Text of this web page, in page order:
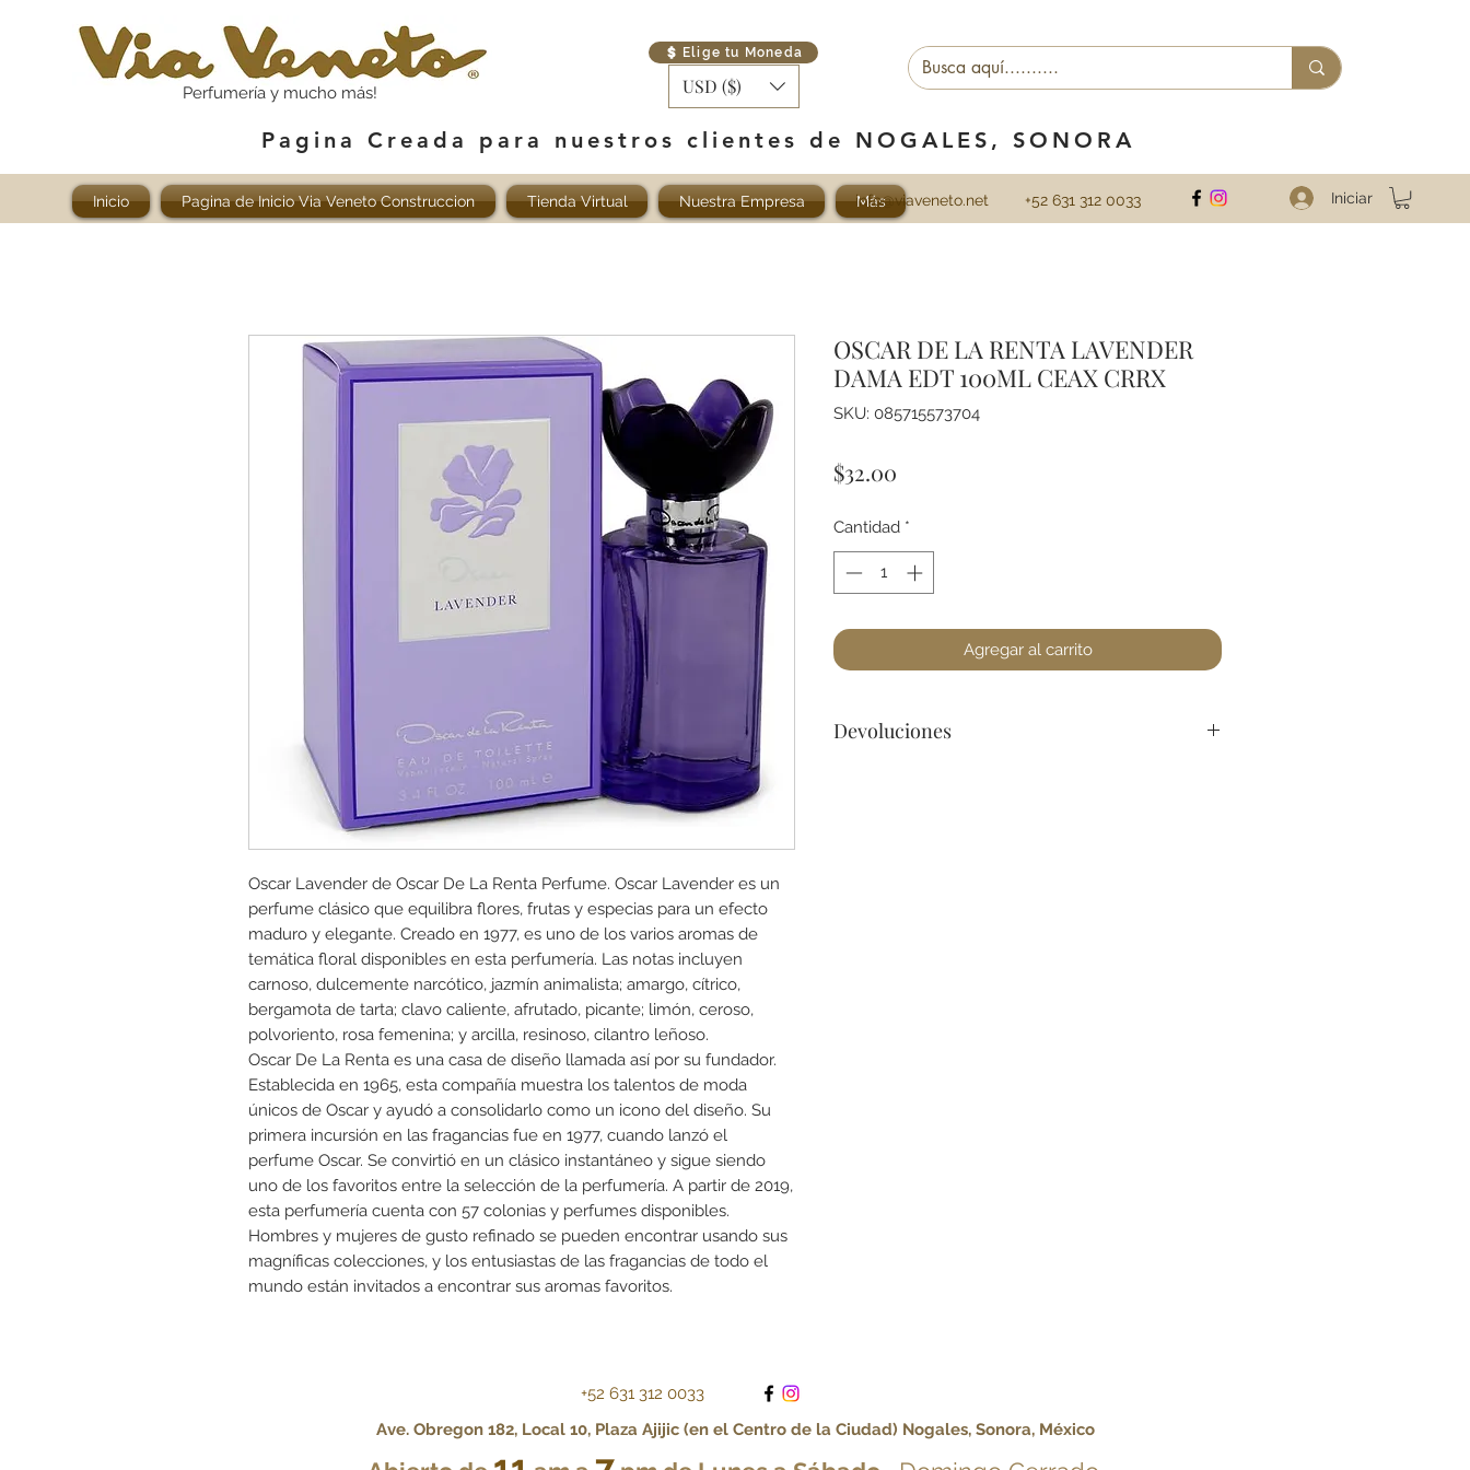
Perfumería y mucho más!
Elige tu Moneda
USD ($)
Pagina Creada para nuestros clientes de NOGALES, SONORA
Inicio Pagina de Inicio Via Veneto Construccion Tienda Virtual Nuestra Empresa Más
info@viaveneto.net +52 631 312 0033 Iniciar
Oscar Lavender de Oscar De La Renta Perfume. Oscar Lavender es un
perfume clásico que equilibra flores, frutas y especias para un efecto
maduro y elegante. Creado en 1977, es uno de los varios aromas de
temática floral disponibles en esta perfumería. Las notas incluyen
carnoso, dulcemente narcótico, jazmín animalista; amargo, cítrico,
bergamota de tarta; clavo caliente, afrutado, picante; limón, ceroso,
polvoriento, rosa femenina; y arcilla, resinoso, cilantro leñoso.
Oscar De La Renta es una casa de diseño llamada así por su fundador.
Establecida en 1965, esta compañía muestra los talentos de moda
únicos de Oscar y ayudó a consolidarlo como un icono del diseño. Su
primera incursión en las fragancias fue en 1977, cuando lanzó el
perfume Oscar. Se convirtió en un clásico instantáneo y sigue siendo
uno de los favoritos entre la selección de la perfumería. A partir de 2019,
esta perfumería cuenta con 57 colonias y perfumes disponibles.
Hombres y mujeres de gusto refinado se pueden encontrar usando sus
magníficas colecciones, y los entusiastas de las fragancias de todo el
mundo están invitados a encontrar sus aromas favoritos.
OSCAR DE LA RENTA LAVENDER
DAMA EDT 100ML CEAX CRRX
SKU: 085715573704
$32.00
Cantidad *
Agregar al carrito
Devoluciones
+52 631 312 0033
Ave. Obregon 182, Local 10, Plaza Ajijic (en el Centro de la Ciudad) Nogales, Sonora, México